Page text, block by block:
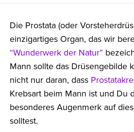
Die Prostata (oder
einzigartiges Organ, das wir
“Wunderwerk der Natur”
Mann sollte das Drüsengebilde
nicht nur daran, dass
Krebsart beim Mann ist und Du
besonderes Augenmerk auf
solltest.